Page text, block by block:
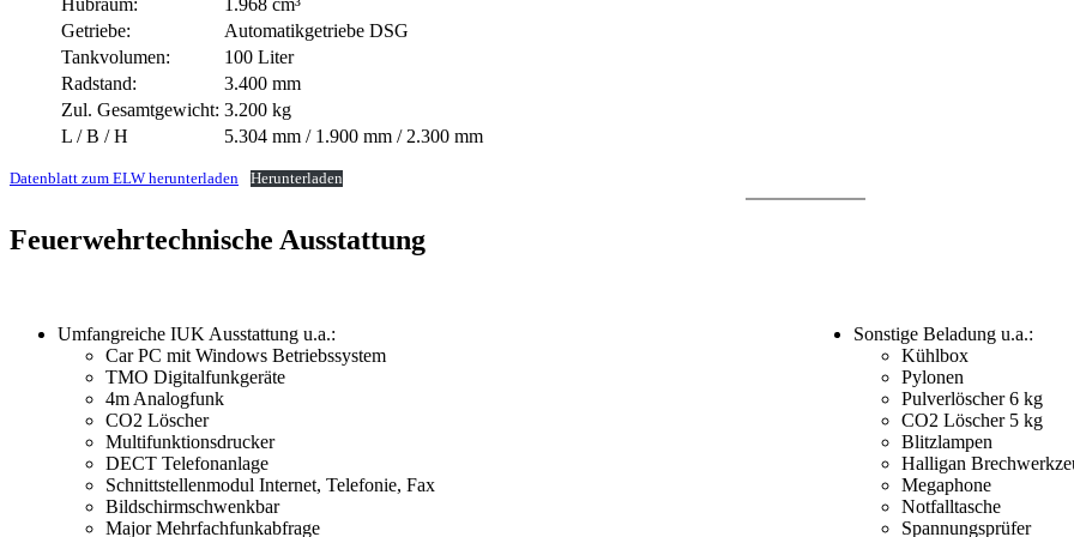
Getriebe:
Automatikgetriebe DSG
Tankvolumen:
100 Liter
Radstand:
3.400 mm
Zul. Gesamtgewicht: 3.200 kg
L / B / H
5.304 mm / 1.900 mm / 2.300 mm
Datenblatt zum ELW herunterladen Herunterladen
Feuerwehrtechnische Ausstattung
Umfangreiche IUK Ausstattung u.a.:
Car PC mit Windows Betriebssystem
TMO Digitalfunkgeräte
4m Analogfunk
CO2 Löscher
Multifunktionsdrucker
DECT Telefonanlage
Schnittstellenmodul Internet, Telefonie, Fax
Bildschirmschwenkbar
Major Mehrfachfunkabfrage
Sonstige Beladung u.a.:
Kühlbox
Pylonen
Pulverlöscher 6 kg
CO2 Löscher 5 kg
Blitzlampen
Halligan
Megaphone
Notfalltasche
Spannungsprüfer